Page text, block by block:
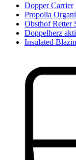
Dopper Carrier
Propolia
Obsthof Retter
Doppelherz
Insulated